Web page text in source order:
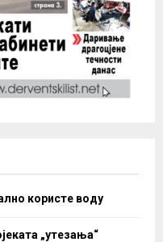
користе воду
„утезања“